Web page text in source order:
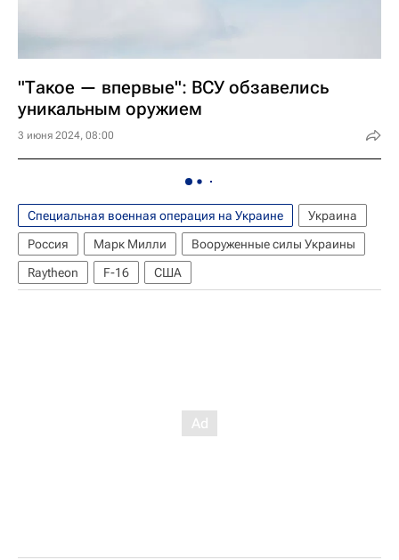
"Такое — впервые": ВСУ обзавелись
уникальным оружием
3 июня 2024, 08:00
Специальная военная операция на Украине
Украина
Россия
Марк Милли
Вооруженные силы Украины
Raytheon
F-16 США